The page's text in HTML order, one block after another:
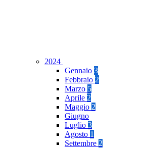
2024
Gennaio 3
Febbraio 2
Marzo 5
Aprile 2
Maggio 2
Giugno
Luglio 3
Agosto 1
Settembre 2